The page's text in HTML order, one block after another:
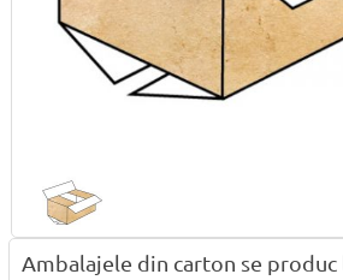
Ambalajele din carton se produc